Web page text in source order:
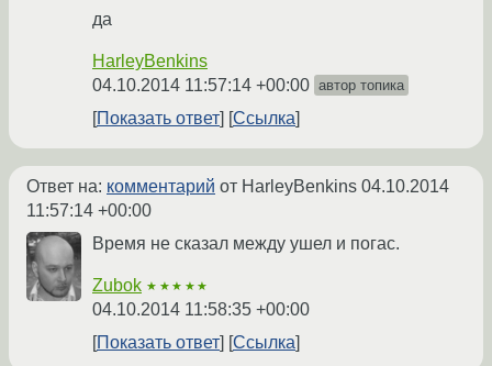
да
HarleyBenkins
04.10.2014 11:57:14 +00:00 автор топика
Показать ответ Ссылка
Ответ на: комментарий от HarleyBenkins 04.10.2014
11:57:14 +00:00
Время не сказал между ушел и погас.
Zubok ★★★★★
04.10.2014 11:58:35 +00:00
Показать ответ
Ссылка